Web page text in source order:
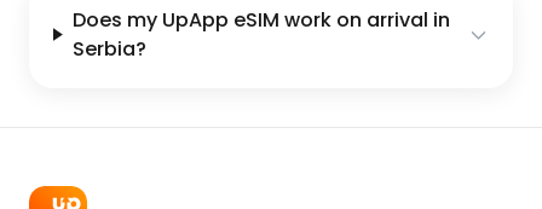
Does my UpApp eSIM work on arrival in
Serbia?